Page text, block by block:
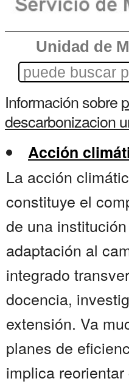
Unidad de
Información sobre
descarbonizacion
Acción
La acción
constituye el
de una
adaptación al
integrado
docencia,
extensión. Va
planes de
implica